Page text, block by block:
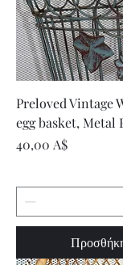
Preloved Vintage
egg basket, Metal
Τιμή
40,00 A$